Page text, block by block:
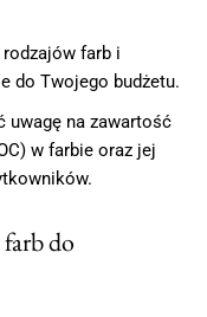
farb i
do Twojego budżetu.
uwagę na zawartość
w farbie oraz jej
do